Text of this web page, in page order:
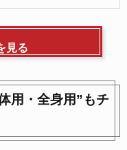
見る
用・全身用”もチ